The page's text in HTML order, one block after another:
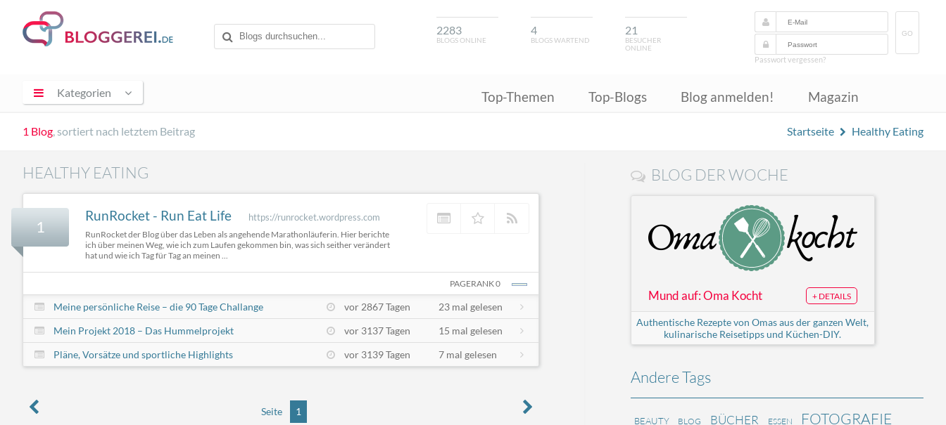
2283
BLOGS ONLINE
4
BLOGS WARTEND
21
BESUCHER
ONLINE
GO
Passwort vergessen?
Kategorien Top-Themen Top-Blogs Blog anmelden! Magazin
1 Blog, sortiert nach letztem Beitrag Startseite Healthy Eating
HEALTHY EATING
1
RunRocket - Run Eat Life https://runrocket.wordpress.com
RunRocket der Blog über das Leben als angehende Marathonläuferin. Hier berichte
ich über meinen Weg, wie ich zum Laufen gekommen bin, was sich seither verändert
hat und wie ich Tag für Tag an meinen ...
PAGERANK 0
Meine persönliche Reise – die 90 Tage Challange vor 2867 Tagen
23 mal gelesen
Mein Projekt 2018 – Das Hummelprojekt
vor 3137 Tagen
15 mal gelesen
Pläne, Vorsätze und sportliche Highlights
vor 3139 Tagen 7 mal gelesen
Seite 1
BLOG DER WOCHE
Mund auf: Oma Kocht + DETAILS
Authentische Rezepte von Omas aus der ganzen Welt,
kulinarische Reisetipps und Küchen-DIY.
Andere Tags
BEAUTY BLOG BÜCHER ESSEN FOTOGRAFIE